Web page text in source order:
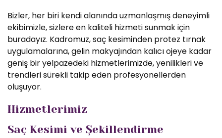
Bizler, her biri kendi alanında uzmanlaşmış deneyimli
ekibimizle, sizlere en kaliteli hizmeti sunmak için
buradayız. Kadromuz, saç kesiminden protez tırnak
uygulamalarına, gelin makyajından kalıcı ojeye kadar
geniş bir yelpazedeki hizmetlerimizde, yenilikleri ve
trendleri sürekli takip eden profesyonellerden
oluşuyor.
Hizmetlerimiz
Saç Kesimi ve Şekillendirme